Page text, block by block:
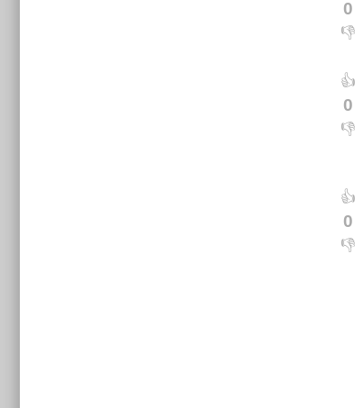
0
👎
👍
0
👎
👍
0
👎